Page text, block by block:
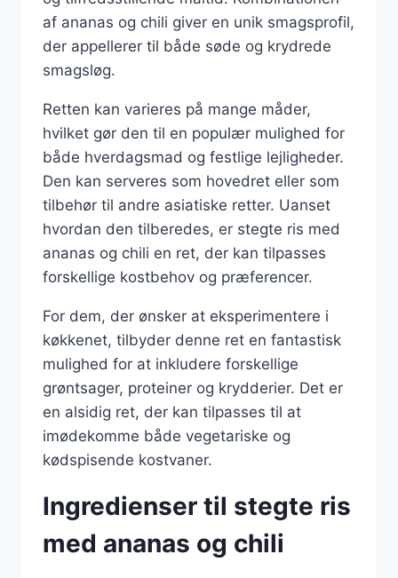
af ananas og chili giver en unik smagsprofil,
der appellerer til både søde og krydrede
smagsløg.
Retten kan varieres på mange måder,
hvilket gør den til en populær mulighed for
både hverdagsmad og festlige lejligheder.
Den kan serveres som hovedret eller som
tilbehør til andre asiatiske retter. Uanset
hvordan den tilberedes, er stegte ris med
ananas og chili en ret, der kan tilpasses
forskellige kostbehov og præferencer.
For dem, der ønsker at eksperimentere i
køkkenet, tilbyder denne ret en fantastisk
mulighed for at inkludere forskellige
grøntsager, proteiner og krydderier. Det er
en alsidig ret, der kan tilpasses til at
imødekomme både vegetariske og
kødspisende kostvaner.
Ingredienser til stegte ris
med ananas og chili